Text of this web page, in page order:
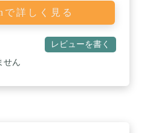
で詳しく見る
レビューを書く
せん